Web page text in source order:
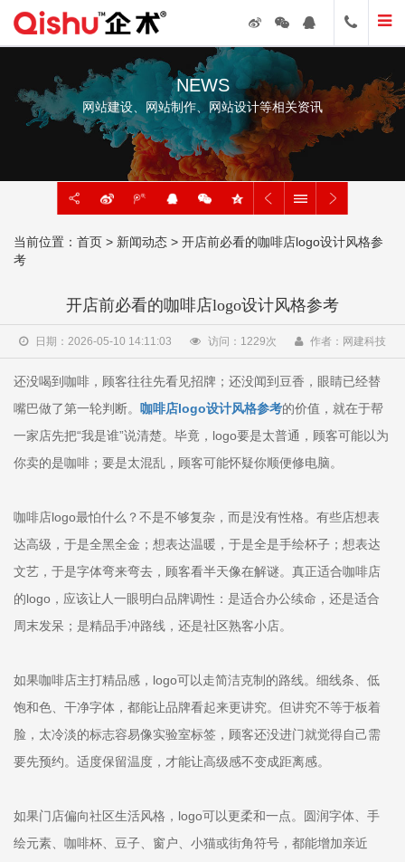
NEWS
网站建设、网站制作、网站设计等相关资讯
当前位置： 首页 > 新闻动态 > 开店前必看的咖啡店logo设计风格参
考
开店前必看的咖啡店logo设计风格参考
日期：2026-05-10 14:11:03 访问： 1229次 作者：网建科技
还没喝到咖啡，顾客往往先看见招牌；还没闻到豆香，眼睛已经替
嘴巴做了第一轮判断。
咖啡店logo设计风格参考的价值，就在于帮
一家店先把“我是谁”说清楚。毕竟，logo要是太普通，顾客可能以为
你卖的是咖啡；要是太混乱，顾客可能怀疑你顺便修电脑。
咖啡店logo最怕什么？不是不够复杂，而是没有性格。有些店想表
达高级，于是全黑全金；想表达温暖，于是全是手绘杯子；想表达
文艺，于是字体弯来弯去，顾客看半天像在解谜。真正适合咖啡店
的logo，应该让人一眼明白品牌调性：是适合办公续命，还是适合
周末发呆；是精品手冲路线，还是社区熟客小店。
如果咖啡店主打精品感，logo可以走简洁克制的路线。细线条、低
饱和色、干净字体，都能让品牌看起来更讲究。但讲究不等于板着
脸，太冷淡的标志容易像实验室标签，顾客还没进门就觉得自己需
要先预约。适度保留温度，才能让高级感不变成距离感。
如果门店偏向社区生活风格，logo可以更柔和一点。圆润字体、手
绘元素、咖啡杯、豆子、窗户、小猫或街角符号，都能增加亲近